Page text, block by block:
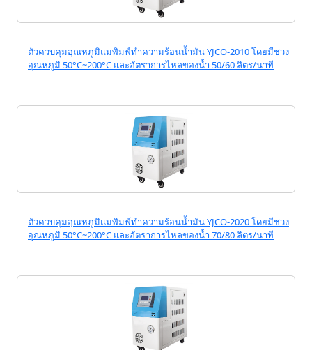
ตัวควบคุมอุณหภูมิแม่พิมพ์ทำความร้อนน้ำมัน YJCO-2010 โดยมีช่วง
อุณหภูมิ 50°C~200°C และอัตราการไหลของน้ำ 50/60 ลิตร/นาที
ตัวควบคุมอุณหภูมิแม่พิมพ์ทำความร้อนน้ำมัน YJCO-2020 โดยมีช่วง
อุณหภูมิ 50°C~200°C และอัตราการไหลของน้ำ 70/80 ลิตร/นาที